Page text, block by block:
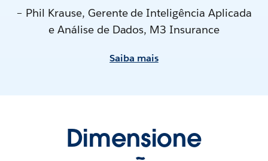
– Phil Krause, Gerente de Inteligência Aplicada
e Análise de Dados, M3 Insurance
Saiba mais
Dimensione